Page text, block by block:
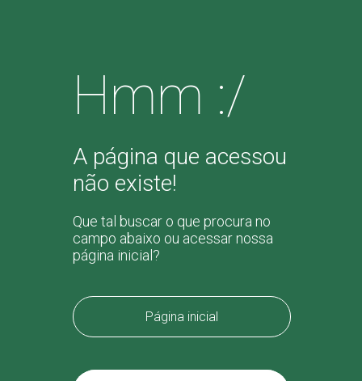
Hmm :/
A página que acessou
não existe!
Que tal buscar o que procura no
campo abaixo ou acessar nossa
página inicial?
Página inicial